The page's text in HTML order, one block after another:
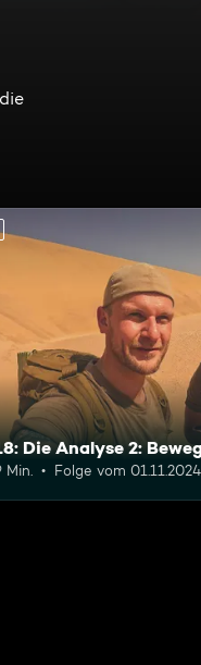
Die Analyse 2:
Min. Folge vom 01.11.2024